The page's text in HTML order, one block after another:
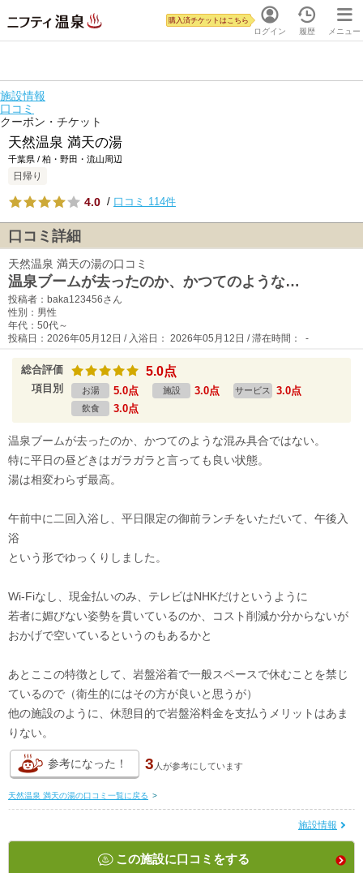
ログイン
購入済チケットはこちら
履歴 メニュー
施設情報
口コミ
クーポン・チケット
天然温泉 満天の湯
千葉県 / 柏・野田・流山周辺
日帰り
4.0 / 口コミ 114件
口コミ詳細
天然温泉 満天の湯の口コミ
温泉ブームが去ったのか、かつてのような…
投稿者：baka123456さん
性別：男性
年代：50代～
投稿日：2026年05月12日 / 入浴日： 2026年05月12日 / 滞在時間： -
総合評価 5.0点
項目別 お湯 5.0点 施設 3.0点 サービス 3.0点
飲食 3.0点
温泉ブームが去ったのか、かつてのような混み具合ではない。
特に平日の昼どきはガラガラと言っても良い状態。
湯は相変わらず最高。
午前中に二回入浴し、平日限定の御前ランチをいただいて、午後入
浴
という形でゆっくりしました。
Wi-Fiなし、現金払いのみ、テレビはNHKだけというように
若者に媚びない姿勢を貫いているのか、コスト削減か分からないが
おかげで空いているというのもあるかと
あとここの特徴として、岩盤浴着で一般スペースで休むことを禁じ
ているので（衛生的にはその方が良いと思うが）
他の施設のように、休憩目的で岩盤浴料金を支払うメリットはあま
りない。
参考になった！ 3 人が参考にしています
天然温泉 満天の湯の口コミ一覧に戻る >
施設情報
この施設に口コミをする